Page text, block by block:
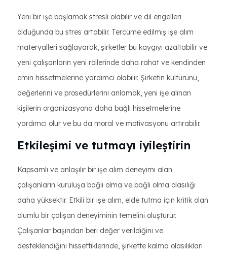
Yeni bir işe başlamak stresli olabilir ve dil engelleri
olduğunda bu stres artabilir. Tercüme edilmiş işe alım
materyalleri sağlayarak, şirketler bu kaygıyı azaltabilir ve
yeni çalışanların yeni rollerinde daha rahat ve kendinden
emin hissetmelerine yardımcı olabilir. Şirketin kültürünü,
değerlerini ve prosedürlerini anlamak, yeni işe alınan
kişilerin organizasyona daha bağlı hissetmelerine
yardımcı olur ve bu da moral ve motivasyonu artırabilir.
Etkileşimi ve tutmayı iyileştirin
Kapsamlı ve anlaşılır bir işe alım deneyimi alan
çalışanların kuruluşa bağlı olma ve bağlı olma olasılığı
daha yüksektir. Etkili bir işe alım, elde tutma için kritik olan
olumlu bir çalışan deneyiminin temelini oluşturur.
Çalışanlar başından beri değer verildiğini ve
desteklendiğini hissettiklerinde, şirkette kalma olasılıkları